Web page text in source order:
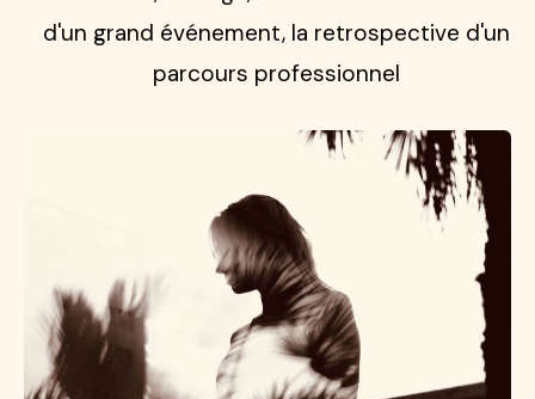
d'un grand événement, la retrospective d'un
parcours professionnel